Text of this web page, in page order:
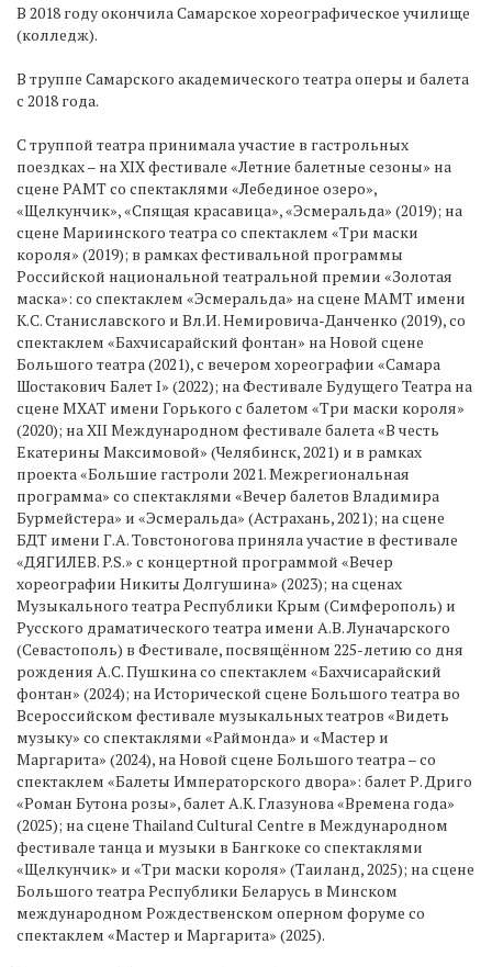
В 2018 году окончила Самарское хореографическое училище
(колледж).
В труппе Самарского академического театра оперы и балета
с 2018 года.
С труппой театра принимала участие в гастрольных
поездках – на ХIХ фестивале «Летние балетные сезоны» на
сцене РАМТ со спектаклями «Лебединое озеро»,
«Щелкунчик», «Спящая красавица», «Эсмеральда» (2019); на
сцене Мариинского театра со спектаклем «Три маски
короля» (2019); в рамках фестивальной программы
Российской национальной театральной премии «Золотая
маска»: со спектаклем «Эсмеральда» на сцене МАМТ имени
К.С. Станиславского и Вл.И. Немировича-Данченко (2019), со
спектаклем «Бахчисарайский фонтан» на Новой сцене
Большого театра (2021), с вечером хореографии «Самара
Шостакович Балет I» (2022); на Фестивале Будущего Театра на
сцене МХАТ имени Горького с балетом «Три маски короля»
(2020); на XII Международном фестивале балета «В честь
Екатерины Максимовой» (Челябинск, 2021) и в рамках
проекта «Большие гастроли 2021. Межрегиональная
программа» со спектаклями «Вечер балетов Владимира
Бурмейстера» и «Эсмеральда» (Астрахань, 2021); на сцене
БДТ имени Г.А. Товстоногова приняла участие в фестивале
«ДЯГИЛЕВ. P.S.» с концертной программой «Вечер
хореографии Никиты Долгушина» (2023); на сценах
Музыкального театра Республики Крым (Симферополь) и
Русского драматического театра имени А.В. Луначарского
(Севастополь) в Фестивале, посвящённом 225-летию со дня
рождения А.С. Пушкина со спектаклем «Бахчисарайский
фонтан» (2024); на Исторической сцене Большого театра во
Всероссийском фестивале музыкальных театров «Видеть
музыку» со спектаклями «Раймонда» и «Мастер и
Маргарита» (2024), на Новой сцене Большого театра – со
спектаклем «Балеты Императорского двора»: балет Р. Дриго
«Роман Бутона розы», балет А.К. Глазунова «Времена года»
(2025); на сцене Thailand Cultural Centre в Международном
фестивале танца и музыки в Бангкоке со спектаклями
«Щелкунчик» и «Три маски короля» (Таиланд, 2025); на сцене
Большого театра Республики Беларусь в Минском
международном Рождественском оперном форуме со
спектаклем «Мастер и Маргарита» (2025).